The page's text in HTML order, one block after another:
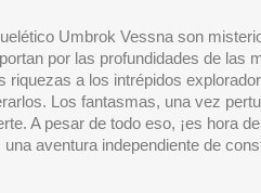
Umbrok Vessna son
por las profundidades de las
riquezas a los intrépidos
Los fantasmas, una vez
A pesar de todo eso, ¡es hora
aventura independiente de